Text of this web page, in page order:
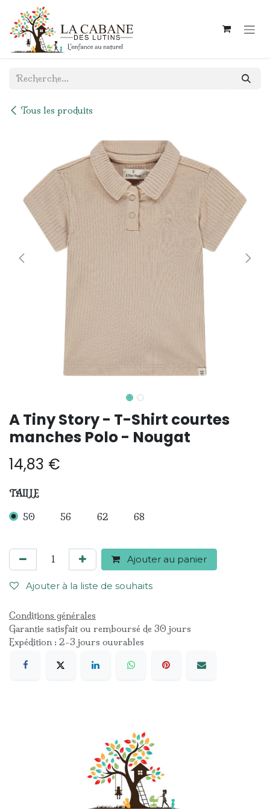
Se rendre au contenu
Tous les produits
A Tiny Story - T-Shirt courtes
manches Polo - Nougat
14,83 €
TAILLE
50 56 62 68
Ajouter au panier
Ajouter à la liste de souhaits
Conditions générales
Garantie satisfait ou remboursé de 30 jours
Expédition : 2-3 jours ouvrables